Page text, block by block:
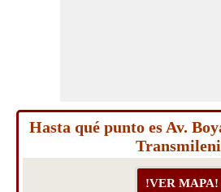
Hasta qué punto es Av.